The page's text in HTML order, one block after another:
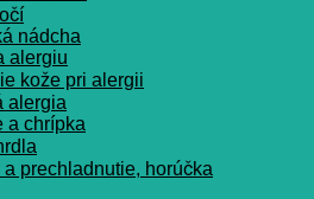
nádcha
alergiu
kože pri alergii
alergia
a chrípka
prechladnutie, horúčka